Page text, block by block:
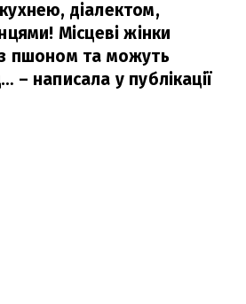
діалектом,
Місцеві жінки
пшоном та можуть
– написала у публікації